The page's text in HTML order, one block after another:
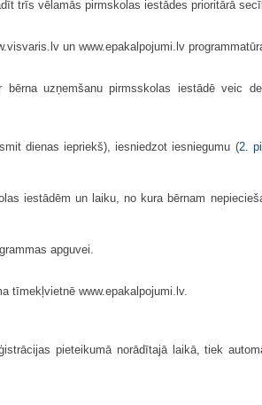
trīs vēlamās pirmskolas iestādes prioritārā
un www.epakalpojumi.lv
uzņemšanu pirmsskolas iestādē veic
dienas iepriekš), iesniedzot iesniegumu (2.
iestādēm un laiku, no kura bērnam
apguvei.
tīmekļvietnē www.epakalpojumi.lv.
pieteikumā norādītajā laikā, tiek